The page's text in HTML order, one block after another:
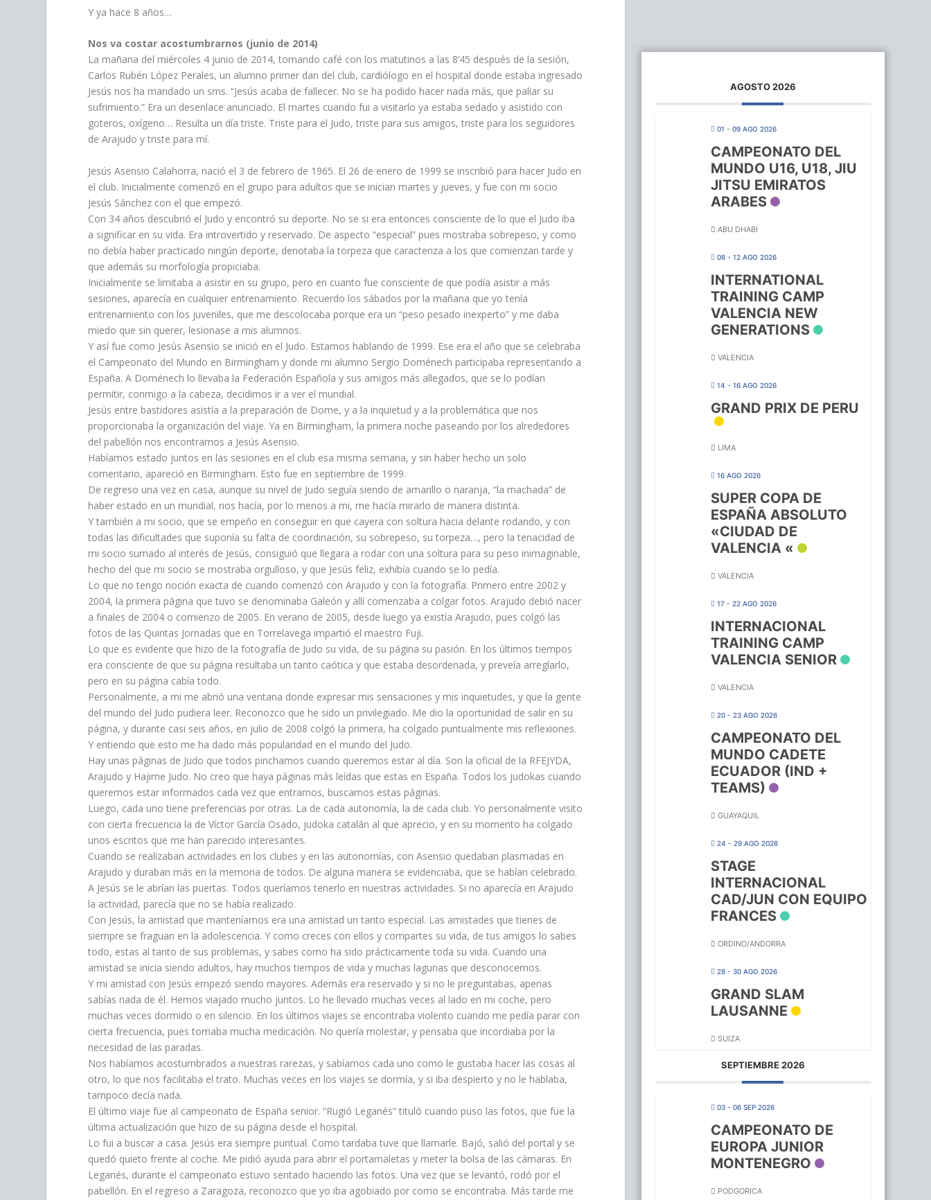
Y ya hace 8 años…
Nos va costar acostumbrarnos (junio de 2014)
La mañana del miércoles 4 junio de 2014, tomando café con los matutinos a las 8’45 después de la sesión,
Carlos Rubén López Perales, un alumno primer dan del club, cardiólogo en el hospital donde estaba ingresado
Jesús nos ha mandado un sms. “Jesús acaba de fallecer. No se ha podido hacer nada más, que paliar su
sufrimiento.” Era un desenlace anunciado. El martes cuando fui a visitarlo ya estaba sedado y asistido con
goteros, oxígeno… Resulta un día triste. Triste para el Judo, triste para sus amigos, triste para los seguidores
de Arajudo y triste para mí.
Jesús Asensio Calahorra, nació el 3 de febrero de 1965. El 26 de enero de 1999 se inscribió para hacer Judo en
el club. Inicialmente comenzó en el grupo para adultos que se inician martes y jueves, y fue con mi socio
Jesús Sánchez con el que empezó.
Con 34 años descubrió el Judo y encontró su deporte. No se si era entonces consciente de lo que el Judo iba
a significar en su vida. Era introvertido y reservado. De aspecto “especial” pues mostraba sobrepeso, y como
no debía haber practicado ningún deporte, denotaba la torpeza que caracteriza a los que comienzan tarde y
que además su morfología propiciaba.
Inicialmente se limitaba a asistir en su grupo, pero en cuanto fue consciente de que podía asistir a más
sesiones, aparecía en cualquier entrenamiento. Recuerdo los sábados por la mañana que yo tenía
entrenamiento con los juveniles, que me descolocaba porque era un “peso pesado inexperto” y me daba
miedo que sin querer, lesionase a mis alumnos.
Y así fue como Jesús Asensio se inició en el Judo. Estamos hablando de 1999. Ese era el año que se celebraba
el Campeonato del Mundo en Birmingham y donde mi alumno Sergio Doménech participaba representando a
España. A Doménech lo llevaba la Federación Española y sus amigos más allegados, que se lo podían
permitir, conmigo a la cabeza, decidimos ir a ver el mundial.
Jesús entre bastidores asistía a la preparación de Dome, y a la inquietud y a la problemática que nos
proporcionaba la organización del viaje. Ya en Birmingham, la primera noche paseando por los alrededores
del pabellón nos encontramos a Jesús Asensio.
Habíamos estado juntos en las sesiones en el club esa misma semana, y sin haber hecho un solo
comentario, apareció en Birmingham. Esto fue en septiembre de 1999.
De regreso una vez en casa, aunque su nivel de Judo seguía siendo de amarillo o naranja, “la machada” de
haber estado en un mundial, nos hacía, por lo menos a mi, me hacía mirarlo de manera distinta.
Y también a mi socio, que se empeño en conseguir en que cayera con soltura hacia delante rodando, y con
todas las dificultades que suponía su falta de coordinación, su sobrepeso, su torpeza…, pero la tenacidad de
mi socio sumado al interés de Jesús, consiguió que llegara a rodar con una soltura para su peso inimaginable,
hecho del que mi socio se mostraba orgulloso, y que Jesús feliz, exhibía cuando se lo pedía.
Lo que no tengo noción exacta de cuando comenzó con Arajudo y con la fotografía. Primero entre 2002 y
2004, la primera página que tuvo se denominaba Galeón y allí comenzaba a colgar fotos. Arajudo debió nacer
a finales de 2004 o comienzo de 2005. En verano de 2005, desde luego ya existía Arajudo, pues colgó las
fotos de las Quintas Jornadas que en Torrelavega impartió el maestro Fuji.
Lo que es evidente que hizo de la fotografía de Judo su vida, de su página su pasión. En los últimos tiempos
era consciente de que su página resultaba un tanto caótica y que estaba desordenada, y preveía arreglarlo,
pero en su página cabía todo.
Personalmente, a mi me abrió una ventana donde expresar mis sensaciones y mis inquietudes, y que la gente
del mundo del Judo pudiera leer. Reconozco que he sido un privilegiado. Me dio la oportunidad de salir en su
página, y durante casi seis años, en julio de 2008 colgó la primera, ha colgado puntualmente mis reflexiones.
Y entiendo que esto me ha dado más popularidad en el mundo del Judo.
Hay unas páginas de Judo que todos pinchamos cuando queremos estar al día. Son la oficial de la RFEJYDA,
Arajudo y Hajime Judo. No creo que haya páginas más leídas que estas en España. Todos los judokas cuando
queremos estar informados cada vez que entramos, buscamos estas páginas.
Luego, cada uno tiene preferencias por otras. La de cada autonomía, la de cada club. Yo personalmente visito
con cierta frecuencia la de Víctor García Osado, judoka catalán al que aprecio, y en su momento ha colgado
unos escritos que me han parecido interesantes.
Cuando se realizaban actividades en los clubes y en las autonomías, con Asensio quedaban plasmadas en
Arajudo y duraban más en la memoria de todos. De alguna manera se evidenciaba, que se habían celebrado.
A Jesús se le abrían las puertas. Todos queríamos tenerlo en nuestras actividades. Si no aparecía en Arajudo
la actividad, parecía que no se había realizado.
Con Jesús, la amistad que manteníamos era una amistad un tanto especial. Las amistades que tienes de
siempre se fraguan en la adolescencia. Y como creces con ellos y compartes su vida, de tus amigos lo sabes
todo, estas al tanto de sus problemas, y sabes como ha sido prácticamente toda su vida. Cuando una
amistad se inicia siendo adultos, hay muchos tiempos de vida y muchas lagunas que desconocemos.
Y mi amistad con Jesús empezó siendo mayores. Además era reservado y si no le preguntabas, apenas
sabías nada de él. Hemos viajado mucho juntos. Lo he llevado muchas veces al lado en mi coche, pero
muchas veces dormido o en silencio. En los últimos viajes se encontraba violento cuando me pedía parar con
cierta frecuencia, pues tomaba mucha medicación. No quería molestar, y pensaba que incordiaba por la
necesidad de las paradas.
Nos habíamos acostumbrados a nuestras rarezas, y sabíamos cada uno como le gustaba hacer las cosas al
otro, lo que nos facilitaba el trato. Muchas veces en los viajes se dormía, y si iba despierto y no le hablaba,
tampoco decía nada.
El último viaje fue al campeonato de España senior. “Rugió Leganés” tituló cuando puso las fotos, que fue la
última actualización que hizo de su página desde el hospital.
Lo fui a buscar a casa. Jesús era siempre puntual. Como tardaba tuve que llamarle. Bajó, salió del portal y se
quedó quieto frente al coche. Me pidió ayuda para abrir el portamaletas y meter la bolsa de las cámaras. En
Leganés, durante el campeonato estuvo sentado haciendo las fotos. Una vez que se levantó, rodó por el
pabellón. En el regreso a Zaragoza, reconozco que yo iba agobiado por como se encontraba. Más tarde me
AGOSTO 2026
01 - 09 AGO 2026
CAMPEONATO DEL
MUNDO U16, U18, JIU
JITSU EMIRATOS
ARABES
ABU DHABI
08 - 12 AGO 2026
INTERNATIONAL
TRAINING CAMP
VALENCIA NEW
GENERATIONS
VALENCIA
14 - 16 AGO 2026
GRAND PRIX DE PERU
LIMA
16 AGO 2026
SUPER COPA DE
ESPAÑA ABSOLUTO
«CIUDAD DE
VALENCIA «
VALENCIA
17 - 22 AGO 2026
INTERNACIONAL
TRAINING CAMP
VALENCIA SENIOR
VALENCIA
20 - 23 AGO 2026
CAMPEONATO DEL
MUNDO CADETE
ECUADOR (IND +
TEAMS)
GUAYAQUIL
24 - 29 AGO 2026
STAGE
INTERNACIONAL
CAD/JUN CON EQUIPO
FRANCES
ORDINO/ANDORRA
28 - 30 AGO 2026
GRAND SLAM
LAUSANNE
SUIZA
SEPTIEMBRE 2026
03 - 06 SEP 2026
CAMPEONATO DE
EUROPA JUNIOR
MONTENEGRO
PODGORICA